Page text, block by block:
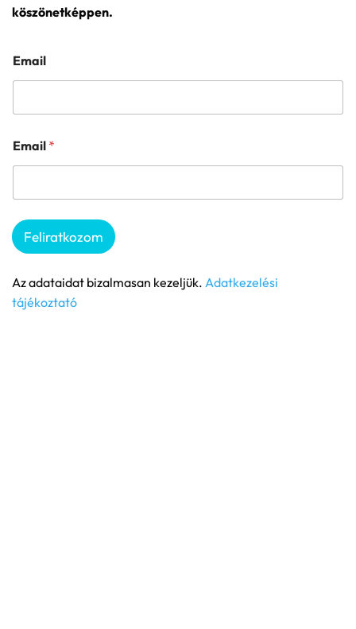
köszönetképpen.
Email
Email *
Feliratkozom
Az adataidat bizalmasan kezeljük. Adatkezelési
tájékoztató